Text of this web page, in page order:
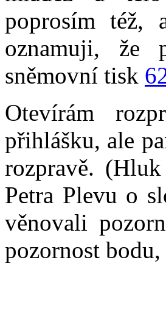
poprosím též,
oznamuji, že
sněmovní tisk
Otevírám
přihlášku, ale
rozpravě.
Petra Plevu o
věnovali
pozornost